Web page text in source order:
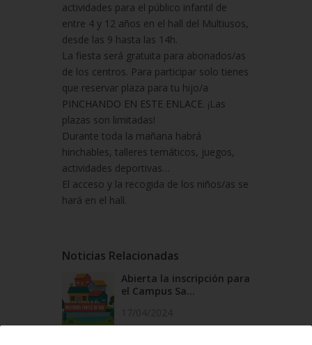
actividades para el público infantil de
entre 4 y 12 años en el hall del Multiusos,
desde las 9 hasta las 14h.
La fiesta será gratuita para abonados/as
de los centros. Para participar solo tienes
que reservar plaza para tu hijo/a
PINCHANDO EN ESTE ENLACE. ¡Las
plazas son limitadas!
Durante toda la mañana habrá
hinchables, talleres temáticos, juegos,
actividades deportivas…
El acceso y la recogida de los niños/as se
hará en el hall.
Noticias Relacionadas
Abierta la inscripción para
el Campus Sa...